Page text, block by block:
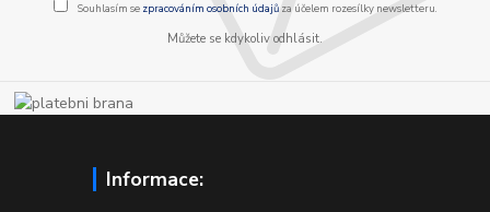
Souhlasím se zpracováním osobních údajůza účelem rozesílky newsletteru.
Můžete se kdykoliv odhlásit.
Informace: